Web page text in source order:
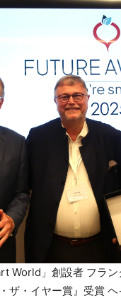
World」創設者 フラ
ザ・イヤー賞』受賞